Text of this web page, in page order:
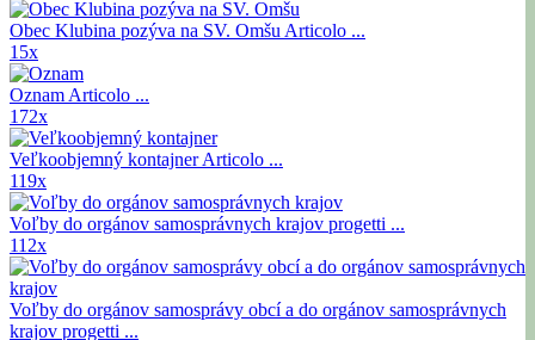
Obec Klubina pozýva na SV. Omšu Articolo ...
15x
Oznam Articolo ...
172x
Veľkoobjemný kontajnerArticolo ...
119x
Voľby do orgánov samosprávnych krajov progetti ...
112x
Voľby do orgánov samosprávy obcí a do orgánov samosprávnych
krajov progetti ...